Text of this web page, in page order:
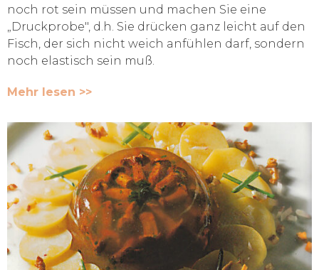
noch rot sein müssen und machen Sie eine
„Druckprobe", d.h. Sie drücken ganz leicht auf den
Fisch, der sich nicht weich anfühlen darf, sondern
noch elastisch sein muß.
Mehr lesen >>